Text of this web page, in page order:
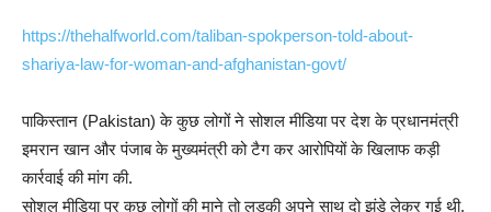
https://thehalfworld.com/taliban-spokperson-told-about-
shariya-law-for-woman-and-afghanistan-govt/
पाकिस्तान (Pakistan) के कुछ लोगों ने सोशल मीडिया पर देश के प्रधानमंत्री
इमरान खान और पंजाब के मुख्यमंत्री को टैग कर आरोपियों के खिलाफ कड़ी
कार्रवाई की मांग की.
सोशल मीडिया पर कुछ लोगों की माने तो लड़की अपने साथ दो झंडे लेकर गई थी.